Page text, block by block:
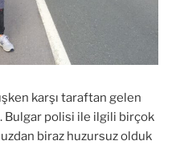
karşı taraftan gelen
Bulgar polisi ile ilgili birçok
biraz huzursuz olduk